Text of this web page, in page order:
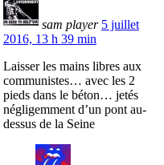
sam player 5 juillet
2016, 13 h 39 min
Laisser les mains libres aux
communistes… avec les 2
pieds dans le béton… jetés
négligemment d’un pont au-
dessus de la Seine